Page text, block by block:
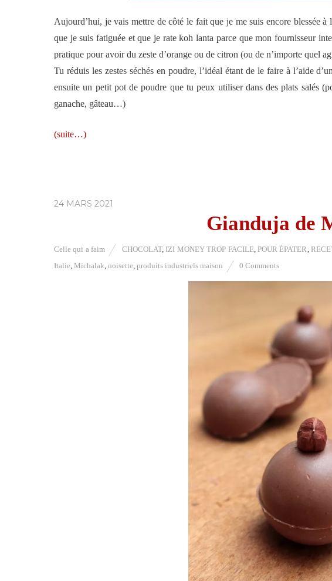
Aujourd’hui, je vais mettre de côté le fait que je me suis encore blessée
que je suis fatiguée et que je rate koh lanta parce que mon fournisseur
pratique pour avoir du zeste d’orange ou de citron (ou de n’importe quel
Tu réduis les zestes séchés en poudre, l’idéal étant de le faire à l’aide
ensuite un petit pot de poudre que tu peux utiliser dans des plats salés
ganache, gâteau…)
(suite…)
24 MARS 2021
Gianduja de
Celle qui a faim CHOCOLAT, IZI MONEY TROP FACILE,POUR ÉPATER,
Italie, Michalak, noisette, produits industriels maison 0 Comments